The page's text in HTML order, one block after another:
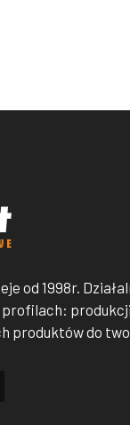
od 1998r.
profilach:
produktów do